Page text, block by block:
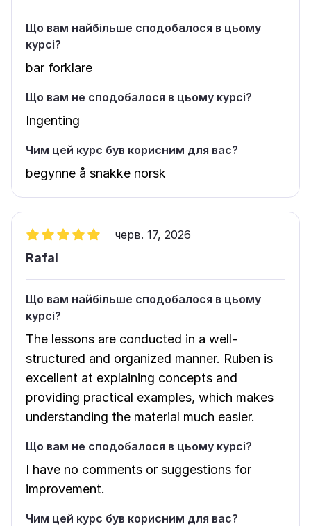
Що вам найбільше сподобалося в цьому
курсі?
bar forklare
Що вам не сподобалося в цьому курсі?
Ingenting
Чим цей курс був корисним для вас?
begynne å snakke norsk
черв. 17, 2026
Rafal
Що вам найбільше сподобалося в цьому
курсі?
The lessons are conducted in a well-
structured and organized manner. Ruben is
excellent at explaining concepts and
providing practical examples, which makes
understanding the material much easier.
Що вам не сподобалося в цьому курсі?
I have no comments or suggestions for
improvement.
Чим цей курс був корисним для вас?